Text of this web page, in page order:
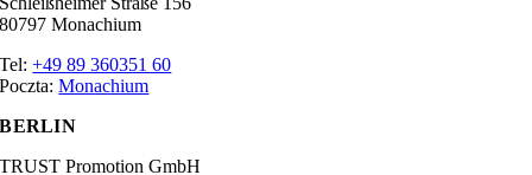
80797 Monachium
Tel:+49 89 360351 60
Poczta:Monachium
BERLIN
TRUST Promotion GmbH